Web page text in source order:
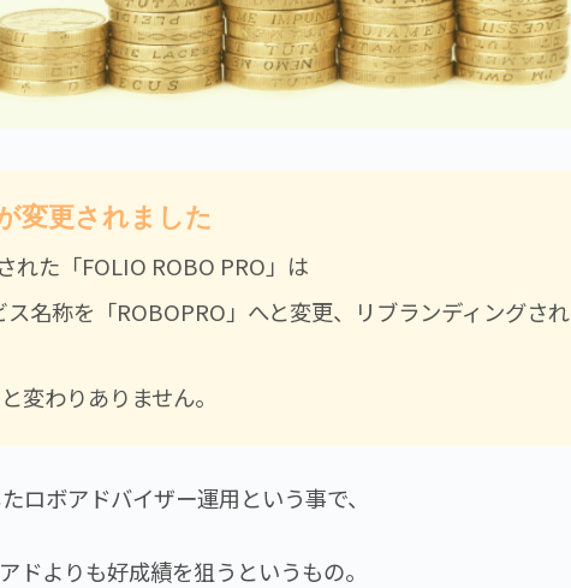
変更されました
れた「FOLIO ROBO PRO」は
名称を「ROBOPRO」へと変更、リブランディングされ
変わりありません。
ロボアドバイザー運用という事で、
ドよりも好成績を狙うというもの。